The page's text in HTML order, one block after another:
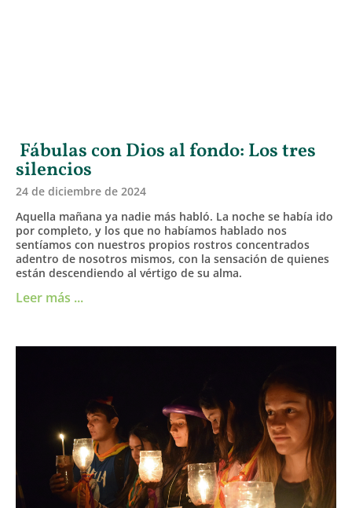
Fábulas con Dios al fondo: Los tres
silencios
24 de diciembre de 2024
Aquella mañana ya nadie más habló. La noche se había ido
por completo, y los que no habíamos hablado nos
sentíamos con nuestros propios rostros concentrados
adentro de nosotros mismos, con la sensación de quienes
están descendiendo al vértigo de su alma.
Leer más ...